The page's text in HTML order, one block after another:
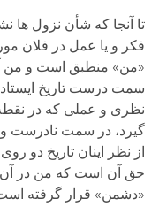
تا آنجا که شأن نزول ها
فکر و یا عمل در فلان
«من» منطبق است و من
سمت درست تاریخ
نظری و عملی که در
گیرد، در سمت نادرست و
از نظر اینان تاریخ دو
حق آن است که من در آن
«دشمن» قرار گرفته